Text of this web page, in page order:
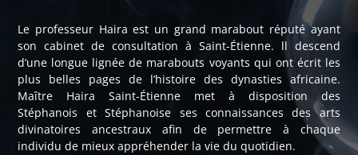
Le professeur Haira est un grand marabout réputé ayant
son cabinet de consultation à Saint-Étienne. ll descend
d’une longue lignée de marabouts voyants qui ont écrit les
plus belles pages de l’histoire des dynasties africaine.
Maître Haira Saint-Étienne met à disposition des
Stéphanois et Stéphanoise ses connaissances des arts
divinatoires ancestraux afin de permettre à chaque
individu de mieux appréhender la vie du quotidien.